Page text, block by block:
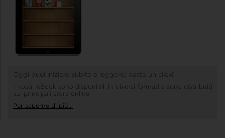
Oggi puoi iniziare subito a leggere: basta un click!
I nostri eBook sono disponibili in diversi formati e sono distribuiti
sui principali store online
Per saperne di più...